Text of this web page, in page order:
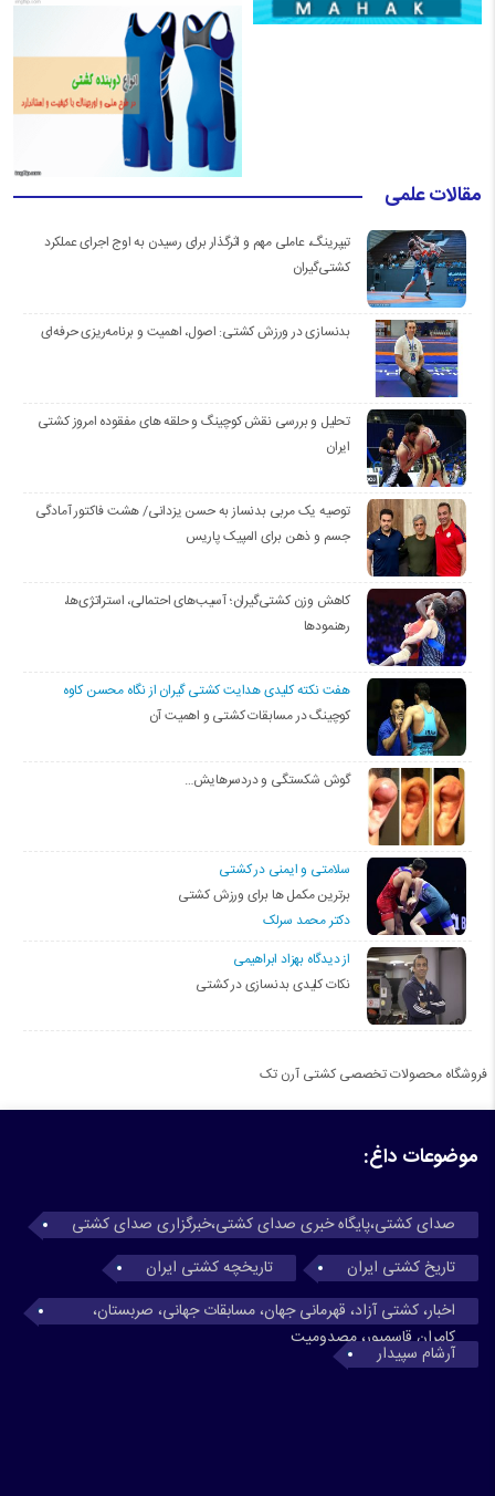
مقالات علمی
تیپرینگ، عاملی مهم و اثرگذار برای رسیدن به اوج اجرای عملکرد
کشتی‌گیران
بدنسازی در ورزش کشتی: اصول، اهمیت و برنامه‌ریزی حرفه‌ای
تحلیل و بررسی نقش کوچینگ و حلقه های مفقوده امروز کشتی
ایران
توصیه یک مربی بدنساز به حسن یزدانی/ هشت فاکتور آمادگی
جسم و ذهن برای المپیک پاریس
کاهش وزن کشتی‌گیران؛ آسیب‌های احتمالی، استراتژی‌ها،
رهنمودها
هفت نکته کلیدی هدایت کشتی گیران از نگاه محسن کاوه
کوچینگ در مسابقات کشتی و اهمیت آن
گوش شکستگی و دردسرهایش…
سلامتی و ایمنی در کشتی
برترین مکمل ها برای ورزش کشتی
دکتر محمد سرلک
از دیدگاه بهزاد ابراهیمی
نکات کلیدی بدنسازی در کشتی
فروشگاه محصولات تخصصی کشتی آرن تک
موضوعات داغ:
صدای کشتی،پایگاه خبری صدای کشتی،خبرگزاری صدای کشتی
تاریخ کشتی ایران
تاریخچه کشتی ایران
اخبار، کشتی آزاد، قهرمانی جهان، مسابقات جهانی، صربستان،
کامران قاسمپور، مصدومیت
آرشام سپیدار